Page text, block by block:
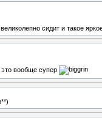
сидит и такое
вообще супер